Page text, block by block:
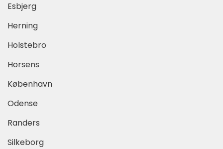
Esbjerg
Herning
Holstebro
Horsens
København
Odense
Randers
Silkeborg